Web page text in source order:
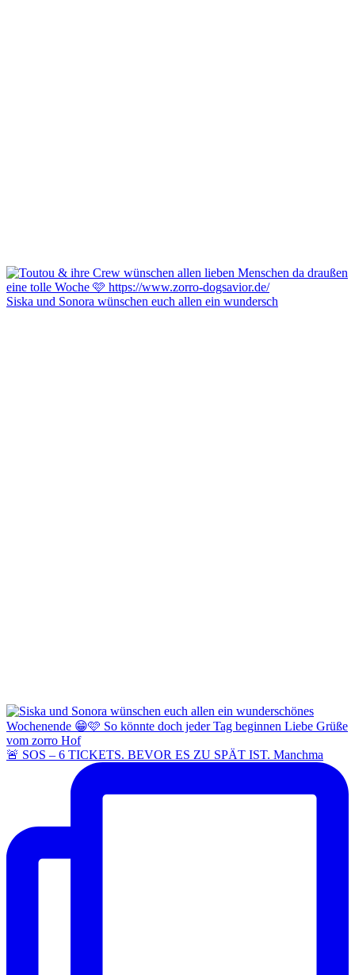
Siska und Sonora wünschen euch allen ein wundersch
🚨 SOS – 6 TICKETS. BEVOR ES ZU SPÄT IST. Manchma